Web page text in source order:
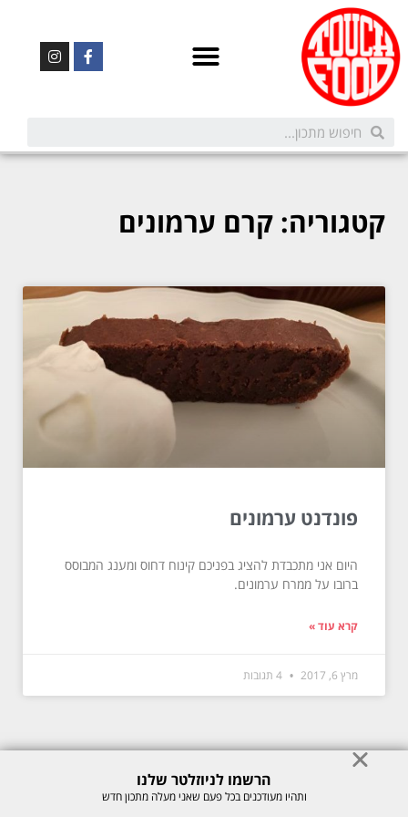
קטגוריה: קרם ערמונים
פונדנט ערמונים
היום אני מתכבדת להציג בפניכם קינוח דחוס ומענג המבוסס
ברובו על ממרח ערמונים.
קרא עוד »
מרץ 6, 2017
© כל הזכויות לתוכן באתר שמורות למיכל רוזנבך 2026. אין להעתיק או לשכפלהרשמו לניוזלטר שלנו
ותהיו מעודכנים בכל פעם שאני מעלה מתכון חדש